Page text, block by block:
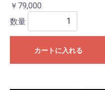
￥79,000
数量
カートに入れる